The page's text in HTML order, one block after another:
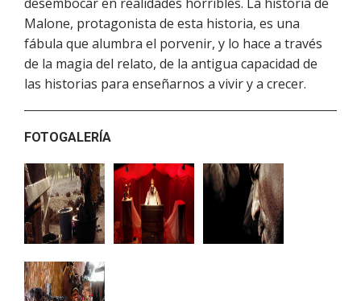
Malone, protagonista de esta historia, es una
fábula que alumbra el porvenir, y lo hace a través
de la magia del relato, de la antigua capacidad de
las historias para enseñarnos a vivir y a crecer.
FOTOGALERÍA